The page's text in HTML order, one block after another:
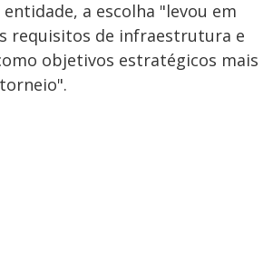
a escolha "levou em
requisitos de infraestrutura e
objetivos estratégicos mais